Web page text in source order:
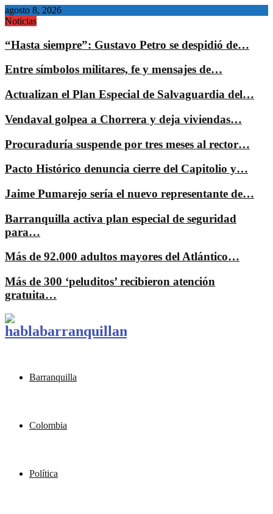
agosto 8, 2026
Noticias
“Hasta siempre”: Gustavo Petro se despidió de…
Entre símbolos militares, fe y mensajes de…
Actualizan el Plan Especial de Salvaguardia del…
Vendaval golpea a Chorrera y deja viviendas…
Procuraduría suspende por tres meses al rector…
Pacto Histórico denuncia cierre del Capitolio y…
Jaime Pumarejo sería el nuevo representante de…
Barranquilla activa plan especial de seguridad
para…
Más de 92.000 adultos mayores del Atlántico…
Más de 300 ‘peluditos’ recibieron atención
gratuita…
Barranquilla
Colombia
Política